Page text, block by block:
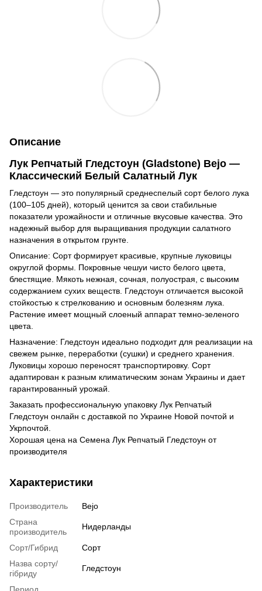
Описание
Лук Репчатый Гледстоун (Gladstone) Bejo —
Классический Белый Салатный Лук
Гледстоун — это популярный среднеспелый сорт белого лука
(100–105 дней), который ценится за свои стабильные
показатели урожайности и отличные вкусовые качества. Это
надежный выбор для выращивания продукции салатного
назначения в открытом грунте.
Описание: Сорт формирует красивые, крупные луковицы
округлой формы. Покровные чешуи чисто белого цвета,
блестящие. Мякоть нежная, сочная, полуострая, с высоким
содержанием сухих веществ. Гледстоун отличается высокой
стойкостью к стрелкованию и основным болезням лука.
Растение имеет мощный слоеный аппарат темно-зеленого
цвета.
Назначение: Гледстоун идеально подходит для реализации на
свежем рынке, переработки (сушки) и среднего хранения.
Луковицы хорошо переносят транспортировку. Сорт
адаптирован к разным климатическим зонам Украины и дает
гарантированный урожай.
Заказать профессиональную упаковку Лук Репчатый
Гледстоун онлайн с доставкой по Украине Новой почтой и
Укрпочтой.
Хорошая цена на Семена Лук Репчатый Гледстоун от
производителя
Характеристики
Производитель
Bejo
Страна
производитель
Нидерланды
Сорт/Гибрид
Сорт
Назва сорту/
гібриду
Гледстоун